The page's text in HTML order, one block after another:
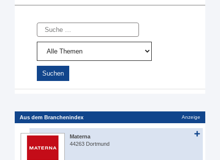
Suche
Aus dem Branchenindex Anzeige
Materna
44263 Dortmund